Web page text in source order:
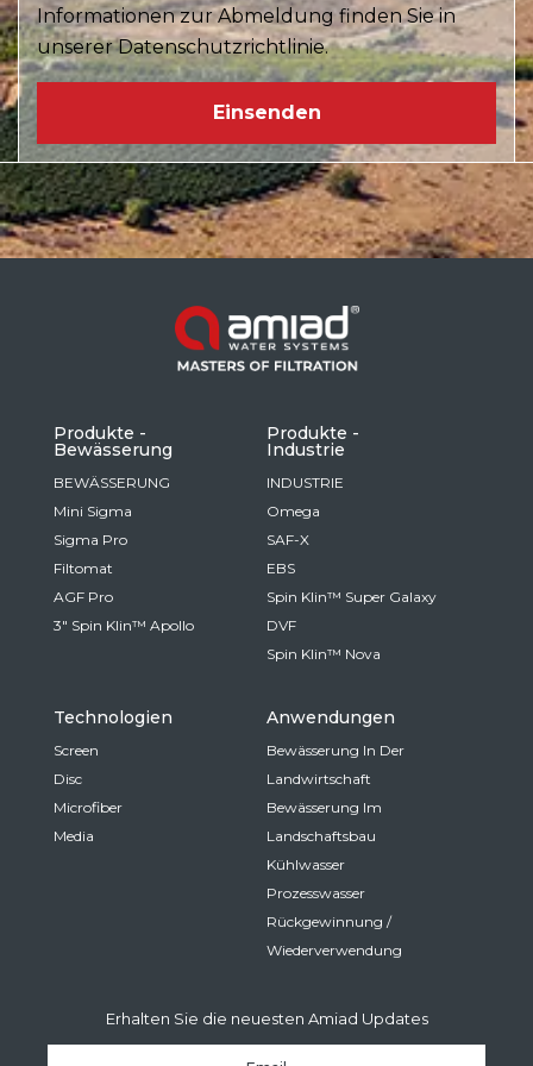
Informationen zur Abmeldung finden Sie in
unserer Datenschutzrichtlinie.
Produkte -
Bewässerung
BEWÄSSERUNG
Mini Sigma
Sigma Pro
Filtomat
AGF Pro
3" Spin Klin™ Apollo
Produkte -
Industrie
INDUSTRIE
Omega
SAF-X
EBS
Spin Klin™ Super Galaxy
DVF
Spin Klin™ Nova
Technologien
Screen
Disc
Microfiber
Media
Anwendungen
Bewässerung In Der
Landwirtschaft
Bewässerung Im
Landschaftsbau
Kühlwasser
Prozesswasser
Rückgewinnung /
Wiederverwendung
Erhalten Sie die neuesten Amiad Updates